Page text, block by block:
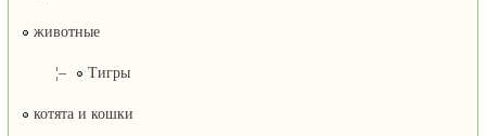
животные
¦– Тигры
котята и кошки